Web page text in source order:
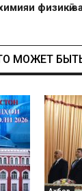
физикӣ
МОЖЕТ